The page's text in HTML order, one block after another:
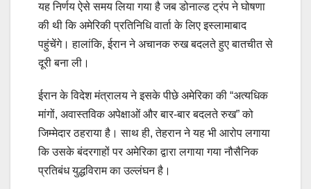
यह निर्णय ऐसे समय लिया गया है जब डोनाल्ड ट्रंप ने घोषणा
की थी कि अमेरिकी प्रतिनिधि वार्ता के लिए इस्लामाबाद
पहुंचेंगे। हालांकि, ईरान ने अचानक रुख बदलते हुए बातचीत से
दूरी बना ली।
ईरान के विदेश मंत्रालय ने इसके पीछे अमेरिका की “अत्यधिक
मांगों, अवास्तविक अपेक्षाओं और बार-बार बदलते रुख” को
जिम्मेदार ठहराया है। साथ ही, तेहरान ने यह भी आरोप लगाया
कि उसके बंदरगाहों पर अमेरिका द्वारा लगाया गया नौसैनिक
प्रतिबंध युद्धविराम का उल्लंघन है।